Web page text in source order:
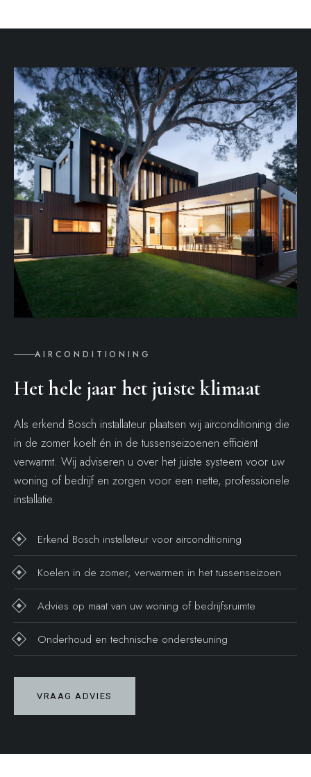
AIRCONDITIONING
Het hele jaar het juiste klimaat
Als erkend Bosch installateur plaatsen wij airconditioning die
in de zomer koelt én in de tussenseizoenen efficiënt
verwarmt. Wij adviseren u over het juiste systeem voor uw
woning of bedrijf en zorgen voor een nette, professionele
installatie.
Erkend Bosch installateur voor airconditioning
Koelen in de zomer, verwarmen in het tussenseizoen
Advies op maat van uw woning of bedrijfsruimte
Onderhoud en technische ondersteuning
VRAAG ADVIES